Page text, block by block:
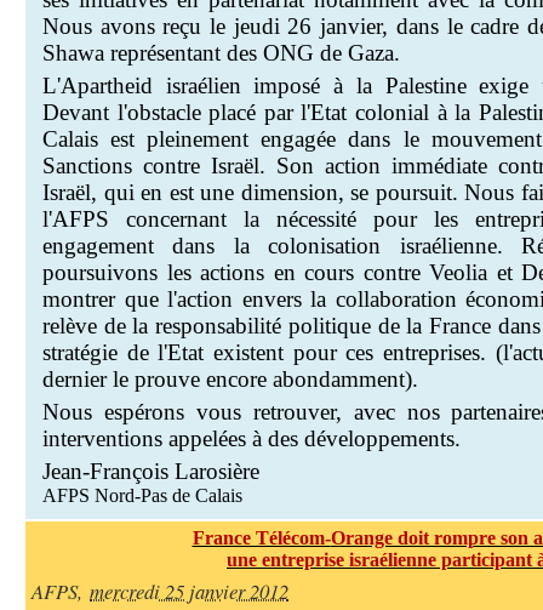
Nous avons reçu le jeudi 26 janvier, dans le cadre
Shawa représentant des ONG de Gaza.
L'Apartheid israélien imposé à la Palestine exige
Devant l'obstacle placé par l'Etat colonial à la
Calais est pleinement engagée dans le
Sanctions contre Israël. Son action immédiate
Israël, qui en est une dimension, se poursuit. Nous
l'AFPS concernant la nécessité pour les
engagement dans la colonisation israélienne.
poursuivons les actions en cours contre Veolia et
montrer que l'action envers la collaboration
relève de la responsabilité politique de la France
stratégie de l'Etat existent pour ces entreprises.
dernier le prouve encore abondamment).
Nous espérons vous retrouver, avec nos
interventions appelées à des développements.
Jean-François Larosière
AFPS Nord-Pas de Calais
France Télécom-Orange doit rompre son
une entreprise israélienne participant
AFPS, mercredi 25 janvier 2012